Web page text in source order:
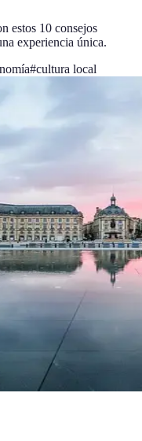
estos 10 consejos
experiencia única.
#cultura local